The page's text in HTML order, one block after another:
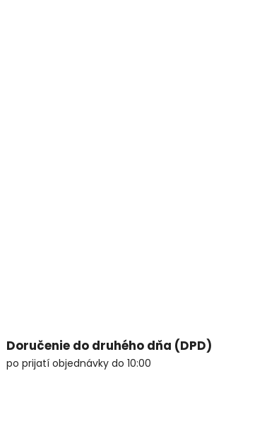
Doručenie do druhého dňa (DPD)
po prijatí objednávky do 10:00